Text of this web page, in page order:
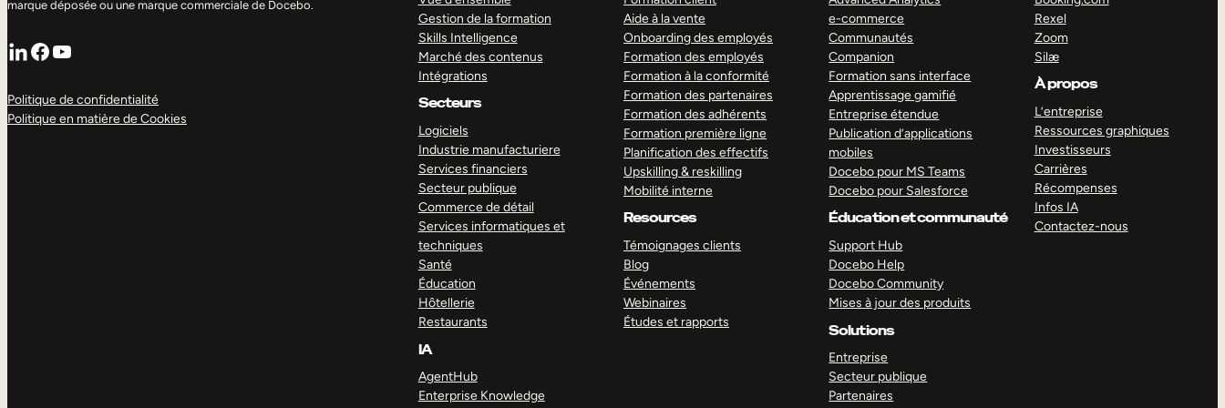
marque déposée ou une marque commerciale de Docebo.
LinkedIn
Facebook
YouTube
Politique de confidentialité
Politique en matière de Cookies
Gestion de la formation
Skills Intelligence
Marché des contenus
Intégrations
Secteurs
Logiciels
Industrie manufacturiere
Services financiers
Secteur publique
Commerce de détail
Services informatiques et
techniques
Santé
Éducation
Hôtellerie
Restaurants
IA
AgentHub
Enterprise Knowledge
Aide à la vente
Onboarding des employés
Formation des employés
Formation à la conformité
Formation des partenaires
Formation des adhérents
Formation première ligne
Planification des effectifs
Upskilling & reskilling
Mobilité interne
Resources
Témoignages clients
Blog
Événements
Webinaires
Études et rapports
e-commerce
Communautés
Companion
Formation sans interface
Apprentissage gamifié
Entreprise étendue
Publication d’applications
mobiles
Docebo pour MS Teams
Docebo pour Salesforce
Éducation et communauté
Support Hub
Docebo Help
Docebo Community
Mises à jour des produits
Solutions
Entreprise
Secteur publique
Partenaires
Rexel
Zoom
Silæ
À propos
L’entreprise
Ressources graphiques
Investisseurs
Carrières
Récompenses
Infos IA
Contactez-nous